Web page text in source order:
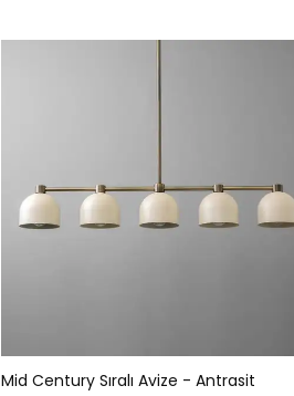
Mid Century Sıralı Avize - Antrasit